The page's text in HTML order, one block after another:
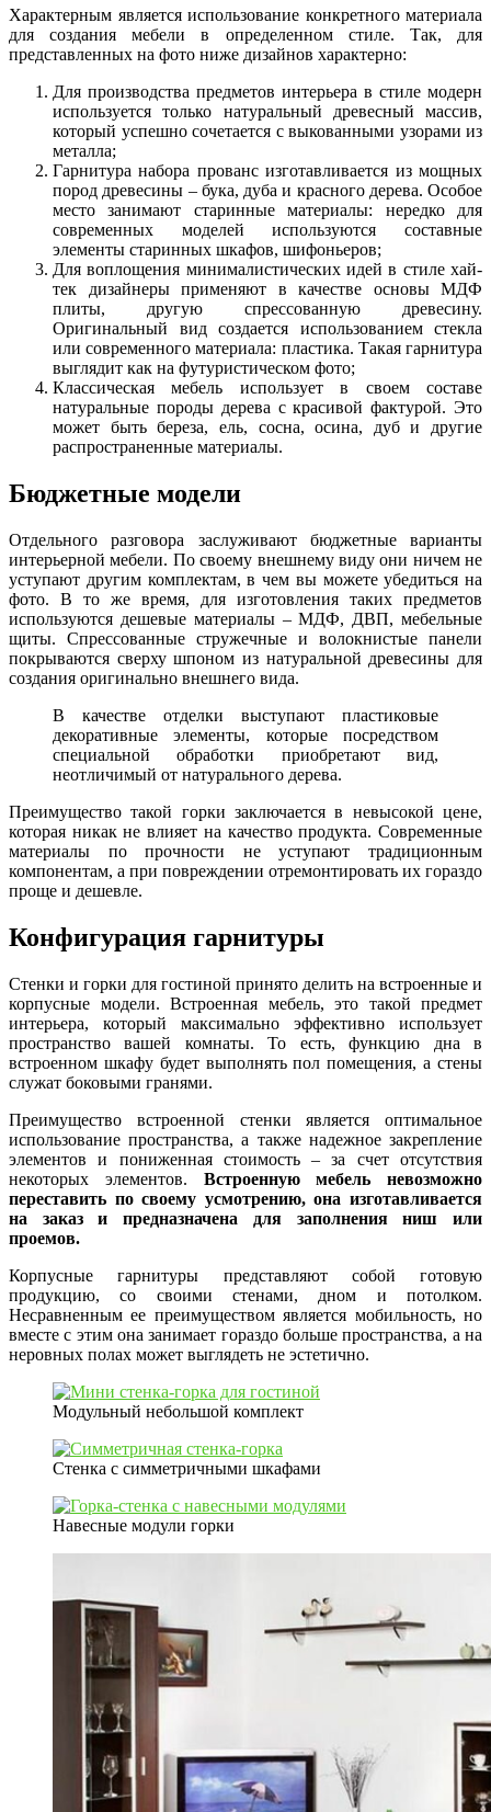
Характерным является использование конкретного материала
для создания мебели в определенном стиле. Так, для
представленных на фото ниже дизайнов характерно:
Для производства предметов интерьера в стиле модерн
используется только натуральный древесный массив,
который успешно сочетается с выкованными узорами из
металла;
Гарнитура набора прованс изготавливается из мощных
пород древесины – бука, дуба и красного дерева. Особое
место занимают старинные материалы: нередко для
современных моделей используются составные
элементы старинных шкафов, шифоньеров;
Для воплощения минималистических идей в стиле хай-
тек дизайнеры применяют в качестве основы МДФ
плиты, другую спрессованную древесину.
Оригинальный вид создается использованием стекла
или современного материала: пластика. Такая гарнитура
выглядит как на футуристическом фото;
Классическая мебель использует в своем составе
натуральные породы дерева с красивой фактурой. Это
может быть береза, ель, сосна, осина, дуб и другие
распространенные материалы.
Бюджетные модели
Отдельного разговора заслуживают бюджетные варианты
интерьерной мебели. По своему внешнему виду они ничем не
уступают другим комплектам, в чем вы можете убедиться на
фото. В то же время, для изготовления таких предметов
используются дешевые материалы – МДФ, ДВП, мебельные
щиты. Спрессованные стружечные и волокнистые панели
покрываются сверху шпоном из натуральной древесины для
создания оригинально внешнего вида.
В качестве отделки выступают пластиковые
декоративные элементы, которые посредством
специальной обработки приобретают вид,
неотличимый от натурального дерева.
Преимущество такой горки заключается в невысокой цене,
которая никак не влияет на качество продукта. Современные
материалы по прочности не уступают традиционным
компонентам, а при повреждении отремонтировать их гораздо
проще и дешевле.
Конфигурация гарнитуры
Стенки и горки для гостиной принято делить на встроенные и
корпусные модели. Встроенная мебель, это такой предмет
интерьера, который максимально эффективно использует
пространство вашей комнаты. То есть, функцию дна в
встроенном шкафу будет выполнять пол помещения, а стены
служат боковыми гранями.
Преимущество встроенной стенки является оптимальное
использование пространства, а также надежное закрепление
элементов и пониженная стоимость – за счет отсутствия
некоторых элементов. Встроенную мебель невозможно
переставить по своему усмотрению, она изготавливается
на заказ и предназначена для заполнения ниш или
проемов.
Корпусные гарнитуры представляют собой готовую
продукцию, со своими стенами, дном и потолком.
Несравненным ее преимуществом является мобильность, но
вместе с этим она занимает гораздо больше пространства, а на
неровных полах может выглядеть не эстетично.
Модульный небольшой комплект
Стенка с симметричными шкафами
Навесные модули горки